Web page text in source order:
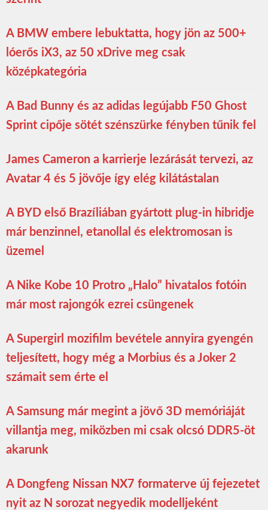
A BMW embere lebuktatta, hogy jön az 500+
lóerős iX3, az 50 xDrive meg csak
középkategória
A Bad Bunny és az adidas legújabb F50 Ghost
Sprint cipője sötét szénszürke fényben tűnik fel
James Cameron a karrierje lezárását tervezi, az
Avatar 4 és 5 jövője így elég kilátástalan
A BYD első Brazíliában gyártott plug-in hibridje
már benzinnel, etanollal és elektromosan is
üzemel
A Nike Kobe 10 Protro „Halo” hivatalos fotóin
már most rajongók ezrei csüngenek
A Supergirl mozifilm bevétele annyira gyengén
teljesített, hogy még a Morbius és a Joker 2
számait sem érte el
A Samsung már megint a jövő 3D memóriáját
villantja meg, miközben mi csak olcsó DDR5-öt
akarunk
A Dongfeng Nissan NX7 formaterve új fejezetet
nyit az N sorozat negyedik modelljeként